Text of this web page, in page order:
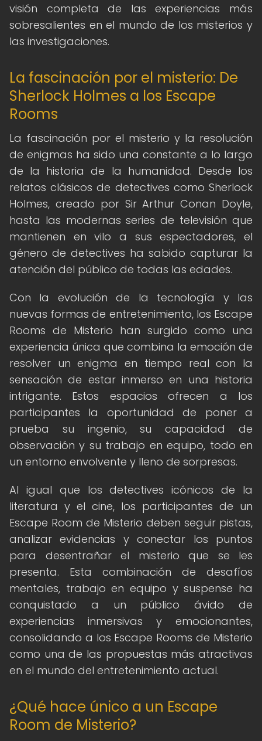
visión completa de las experiencias más
sobresalientes en el mundo de los misterios y
las investigaciones.
La fascinación por el misterio: De
Sherlock Holmes a los Escape
Rooms
La fascinación por el misterio y la resolución
de enigmas ha sido una constante a lo largo
de la historia de la humanidad. Desde los
relatos clásicos de detectives como Sherlock
Holmes, creado por Sir Arthur Conan Doyle,
hasta las modernas series de televisión que
mantienen en vilo a sus espectadores, el
género de detectives ha sabido capturar la
atención del público de todas las edades.
Con la evolución de la tecnología y las
nuevas formas de entretenimiento, los Escape
Rooms de Misterio han surgido como una
experiencia única que combina la emoción de
resolver un enigma en tiempo real con la
sensación de estar inmerso en una historia
intrigante. Estos espacios ofrecen a los
participantes la oportunidad de poner a
prueba su ingenio, su capacidad de
observación y su trabajo en equipo, todo en
un entorno envolvente y lleno de sorpresas.
Al igual que los detectives icónicos de la
literatura y el cine, los participantes de un
Escape Room de Misterio deben seguir pistas,
analizar evidencias y conectar los puntos
para desentrañar el misterio que se les
presenta. Esta combinación de desafíos
mentales, trabajo en equipo y suspense ha
conquistado a un público ávido de
experiencias inmersivas y emocionantes,
consolidando a los Escape Rooms de Misterio
como una de las propuestas más atractivas
en el mundo del entretenimiento actual.
¿Qué hace único a un Escape
Room de Misterio?